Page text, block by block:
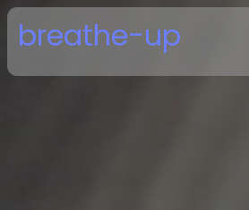
Skip
content
breathe-up